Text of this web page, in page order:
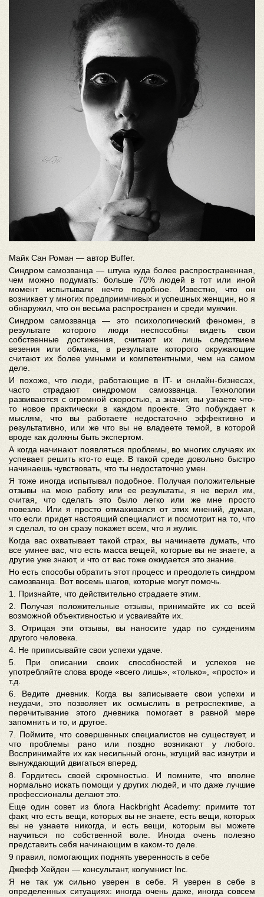
Майк Сан Роман — автор Buffer.
Синдром самозванца — штука куда более распространенная,
чем можно подумать: больше 70% людей в тот или иной
момент испытывали нечто подобное. Известно, что он
возникает у многих предприимчивых и успешных женщин, но я
обнаружил, что он весьма распространен и среди мужчин.
Синдром самозванца — это психологический феномен, в
результате которого люди неспособны видеть свои
собственные достижения, считают их лишь следствием
везения или обмана, в результате которого окружающие
считают их более умными и компетентными, чем на самом
деле.
И похоже, что люди, работающие в IT- и онлайн-бизнесах,
часто страдают синдромом самозванца. Технологии
развиваются с огромной скоростью, а значит, вы узнаете что-
то новое практически в каждом проекте. Это побуждает к
мыслям, что вы работаете недостаточно эффективно и
результативно, или же что вы не владеете темой, в которой
вроде как должны быть экспертом.
А когда начинают появляться проблемы, во многих случаях их
успевает решить кто-то еще. В такой среде довольно быстро
начинаешь чувствовать, что ты недостаточно умен.
Я тоже иногда испытывал подобное. Получая положительные
отзывы на мою работу или ее результаты, я не верил им,
считая, что сделать это было легко или же мне просто
повезло. Или я просто отмахивался от этих мнений, думая,
что если придет настоящий специалист и посмотрит на то, что
я сделал, то он сразу покажет всем, что я жулик.
Когда вас охватывает такой страх, вы начинаете думать, что
все умнее вас, что есть масса вещей, которые вы не знаете, а
другие уже знают, и что от вас тоже ожидается это знание.
Но есть способы обратить этот процесс и преодолеть синдром
самозванца. Вот восемь шагов, которые могут помочь.
1. Признайте, что действительно страдаете этим.
2. Получая положительные отзывы, принимайте их со всей
возможной объективностью и усваивайте их.
3. Отрицая эти отзывы, вы наносите удар по суждениям
другого человека.
4. Не приписывайте свои успехи удаче.
5. При описании своих способностей и успехов не
употребляйте слова вроде «всего лишь», «только», «просто» и
т.д.
6. Ведите дневник. Когда вы записываете свои успехи и
неудачи, это позволяет их осмыслить в ретроспективе, а
перечитывание этого дневника помогает в равной мере
запомнить и то, и другое.
7. Поймите, что совершенных специалистов не существует, и
что проблемы рано или поздно возникают у любого.
Воспринимайте их как несильный огонь, жгущий вас изнутри и
вынуждающий двигаться вперед.
8. Гордитесь своей скромностью. И помните, что вполне
нормально искать помощи у других людей, и что даже лучшие
профессионалы делают это.
Еще один совет из блога Hackbright Academy: примите тот
факт, что есть вещи, которых вы не знаете, есть вещи, которых
вы не узнаете никогда, и есть вещи, которым вы можете
научиться по собственной воле. Иногда очень полезно
представить себя начинающим в каком-то деле.
9 правил, помогающих поднять уверенность в себе
Джефф Хейден — консультант, колумнист Inc.
Я не так уж сильно уверен в себе. Я уверен в себе в
определенных ситуациях: иногда очень даже, иногда совсем